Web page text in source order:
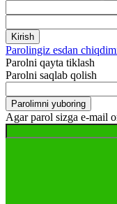
Parolingiz esdan
Parolni qayta tiklash
Parolni saqlab qolish
Agar parol sizga e-mail